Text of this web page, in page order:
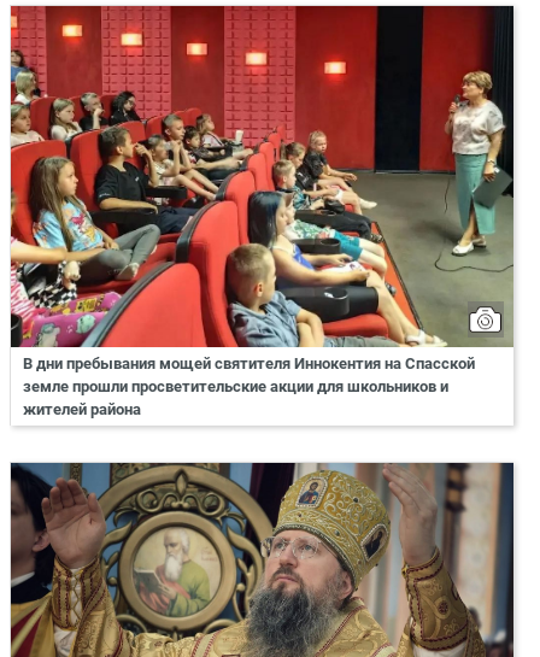
В дни пребывания мощей святителя Иннокентия на Спасской
земле прошли просветительские акции для школьников и
жителей района